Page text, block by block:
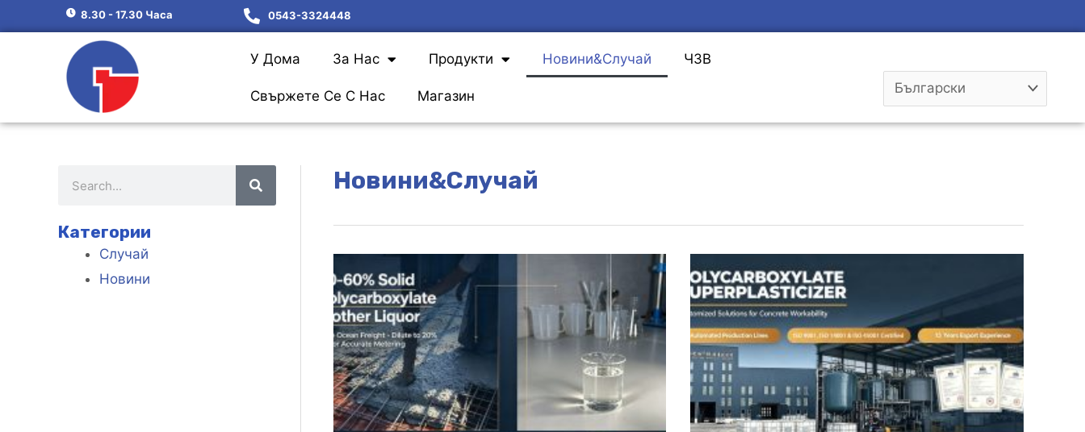
8.30 - 17.30 Часа 0543-3324448
У Дома За Нас Продукти Новини&Случай ЧЗВ
Свържете Се С Нас Магазин
Категории
Случай
Новини
Новини&Случай